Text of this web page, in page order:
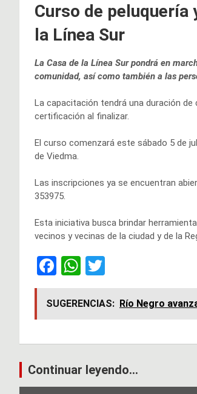
Curso de peluquería
la Línea Sur
La Casa de la Línea Sur pondrá en
comunidad, así como también a las
La capacitación tendrá una duración
certificación al finalizar.
El curso comenzará este sábado 5 de
de Viedma.
Las inscripciones ya se encuentran
353975.
Esta iniciativa busca brindar
vecinos y vecinas de la ciudad y de la
F
a
ce
b
o
o
k
W
h
at
s
A
p
p
wi
tt
er
SUGERENCIAS: Río Negro
Navegación
Continuar leyendo...